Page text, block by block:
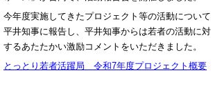
今年度実施してきたプロジェクト等の活動について
平井知事に報告し、平井知事からは若者の活動に対
するあたたかい激励コメントをいただきました。
とっとり若者活躍局 令和7年度プロジェクト概要